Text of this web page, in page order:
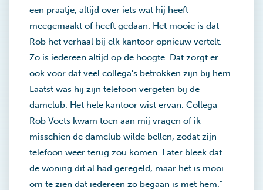
een praatje, altijd over iets wat hij heeft
meegemaakt of heeft gedaan. Het mooie is dat
Rob het verhaal bij elk kantoor opnieuw vertelt.
Zo is iedereen altijd op de hoogte. Dat zorgt er
ook voor dat veel collega’s betrokken zijn bij hem.
Laatst was hij zijn telefoon vergeten bij de
damclub. Het hele kantoor wist ervan. Collega
Rob Voets kwam toen aan mij vragen of ik
misschien de damclub wilde bellen, zodat zijn
telefoon weer terug zou komen. Later bleek dat
de woning dit al had geregeld, maar het is mooi
om te zien dat iedereen zo begaan is met hem.”